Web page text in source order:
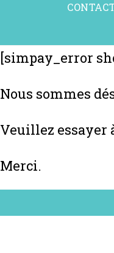
[simpay_error
Nous sommes
Veuillez essayer
Merci.